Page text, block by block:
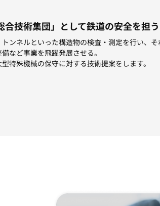
合技術集団」として鉄道の安全を担う
ンネルといった構造物の検査・測定を行い、
など事業を飛躍発展させる。
特殊機械の保守に対する技術提案をします。